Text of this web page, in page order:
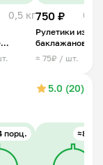
0,5 кг750 ₽ 0,4
Рулетики из
баклажанов с
творожным
сыром
≈ 75₽ / шт.
5.0 (20)
порц. ≈8 шт.